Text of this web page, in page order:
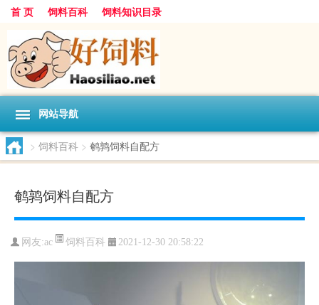
首 页 饲料百科 饲料知识目录
网站导航
> 饲料百科 > 鹌鹑饲料自配方
鹌鹑饲料自配方
网友:ac 饲料百科 2021-12-30 20:58:22